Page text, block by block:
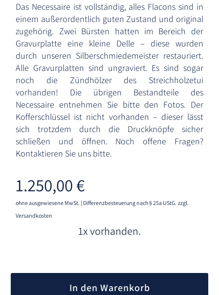
Das Necessaire ist vollständig, alles Flacons sind in
einem außerordentlich guten Zustand und original
zugehörig. Zwei Bürsten hatten im Bereich der
Gravurplatte eine kleine Delle – diese wurden
durch unseren Silberschmiedemeister restauriert.
Alle Gravurplatten sind ungraviert. Es sind sogar
noch die Zündhölzer des Streichholzetui
vorhanden! Die übrigen Bestandteile des
Necessaire entnehmen Sie bitte den Fotos. Der
Kofferschlüssel ist nicht vorhanden – dieser lässt
sich trotzdem durch die Druckknöpfe sicher
schließen und öffnen. Noch offene Fragen?
Kontaktieren Sie uns bitte.
1.250,00€
ohne ausgewiesene MwSt. | Differenzbesteuerung nach § 25a UStG. zzgl.
Versandkosten
1x vorhanden.
In den Warenkorb